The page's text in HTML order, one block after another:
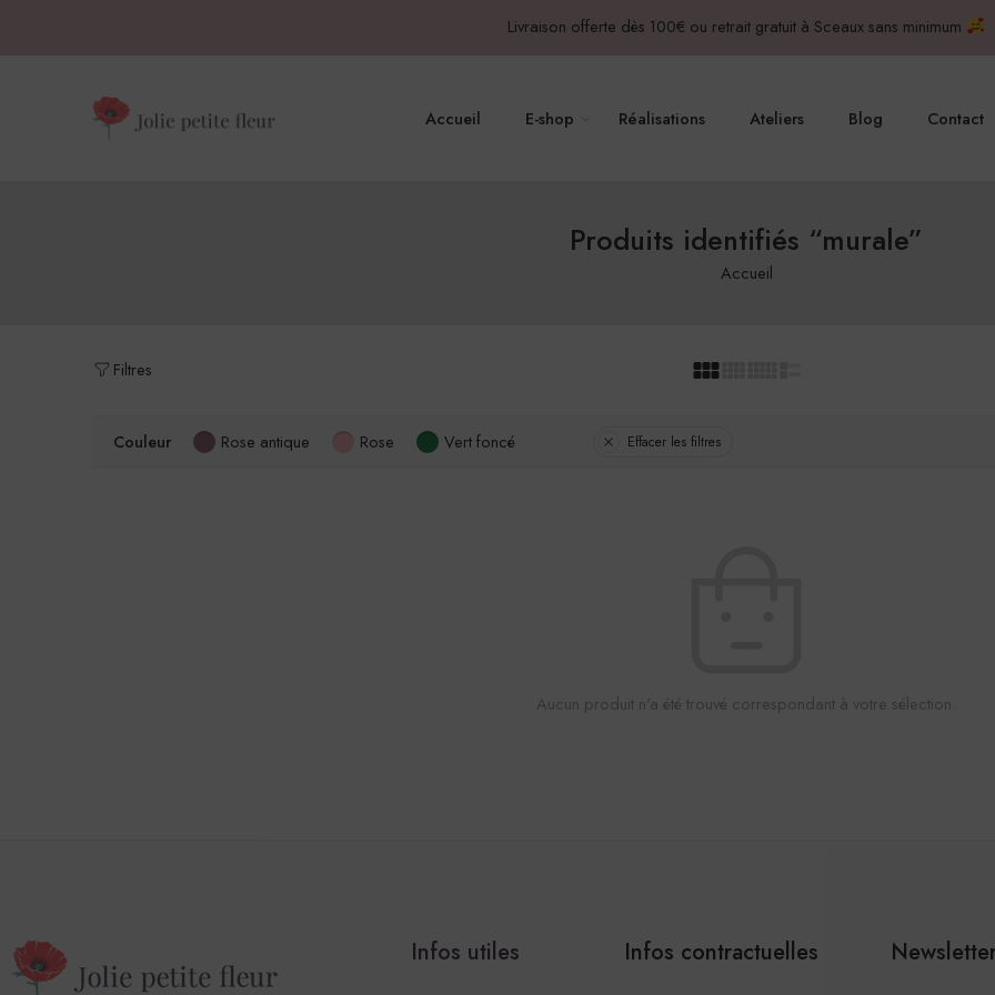
Livraison offerte dès 100€ ou retrait gratuit à Sceaux sans minimum
Accueil E-shop Réalisations Ateliers Blog Contact
Produits identifiés “murale”
Accueil
Filtres
Couleur Rose antique Rose Vert foncé Effacer les filtres
Aucun produit n'a été trouvé correspondant à votre sélection.
Infos utiles Infos contractuelles